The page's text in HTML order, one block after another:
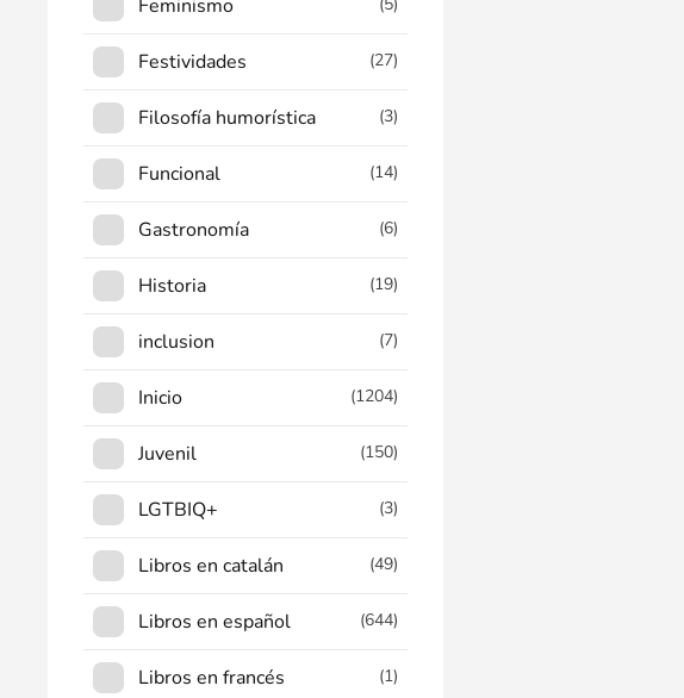
Feminismo
Festividades (27)
Filosofía humorística (3)
Funcional (14)
Gastronomía (6)
Historia (19)
inclusion (7)
Inicio (1204)
Juvenil (150)
LGTBIQ+ (3)
Libros en catalán (49)
Libros en español (644)
Libros en francés (1)